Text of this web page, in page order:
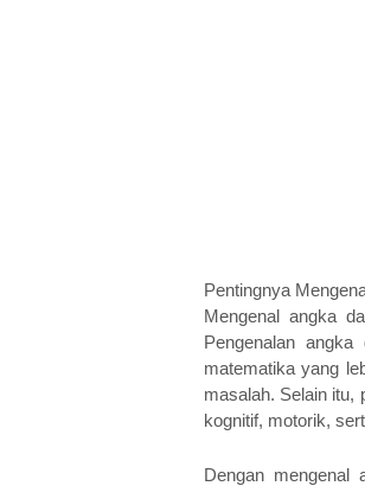
Pentingnya
Mengenal angka
Pengenalan
matematika yang
masalah. Selain itu,
kognitif, motorik,
Dengan